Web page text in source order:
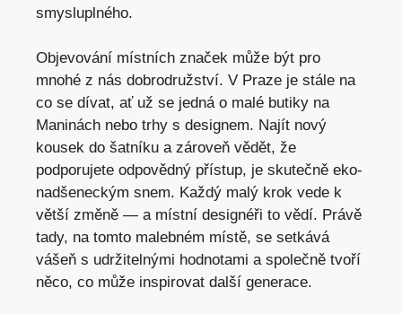
smysluplného.
Objevování místních značek může být pro
mnohé z nás dobrodružství. V Praze je stále na
co se dívat, ať už se jedná o malé butiky na
Maninách nebo trhy s designem. Najít nový
kousek do šatníku a zároveň vědět, že
podporujete odpovědný přístup, je skutečně eko-
nadšeneckým snem. Každý malý krok vede k
větší změně — a místní designéři to vědí. Právě
tady, na tomto malebném místě, se setkává
vášeň s udržitelnými hodnotami a společně tvoří
něco, co může inspirovat další generace.